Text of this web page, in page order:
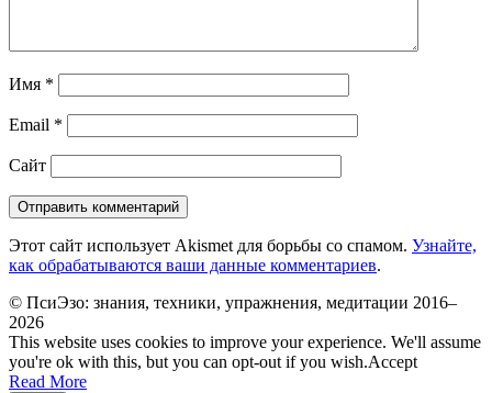
Имя *
Email *
Сайт
Этот сайт использует Akismet для борьбы со спамом. Узнайте,
как обрабатываются ваши данные комментариев.
© ПсиЭзо: знания, техники, упражнения, медитации 2016–
2026
This website uses cookies to improve your experience. We'll assume
you're ok with this, but you can opt-out if you wish.Accept
Read More